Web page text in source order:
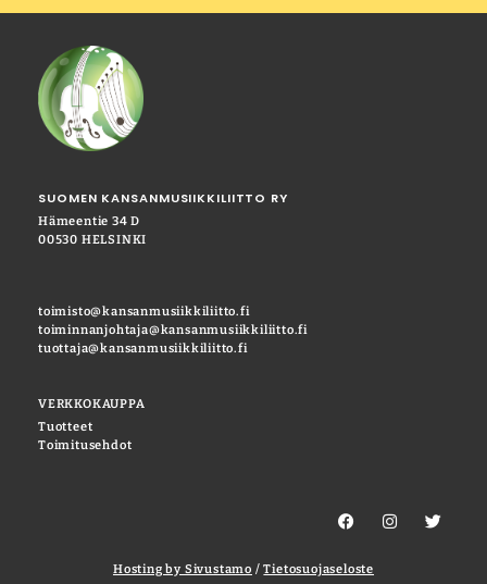
SUOMEN KANSANMUSIIKKILIITTO RY
Hämeentie 34 D
00530 HELSINKI
toimisto@kansanmusiikkiliitto.fi
toiminnanjohtaja@kansanmusiikkiliitto.fi
tuottaja@kansanmusiikkiliitto.fi
VERKKOKAUPPA
Tuotteet
Toimitusehdot
Hosting by Sivustamo /Tietosuojaseloste